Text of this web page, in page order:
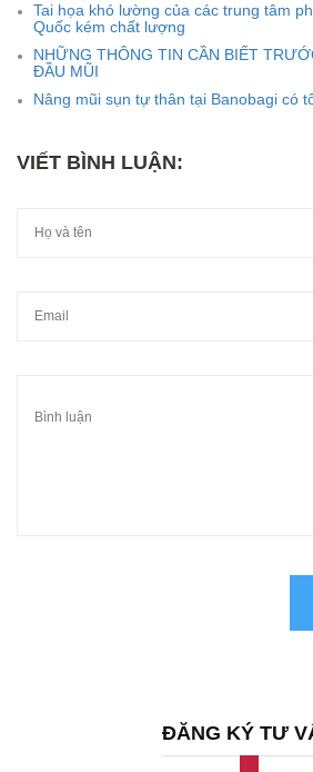
Tai họa khó lường của các trung tâm
Quốc kém chất lượng
NHỮNG THÔNG TIN CẦN BIẾT
ĐẦU MŨI
Nâng mũi sụn tự thân tại Banobagi có
VIẾT BÌNH LUẬN:
ĐĂNG KÝ TƯ